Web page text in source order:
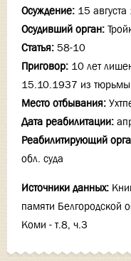
Осуждение: 15
Осудивший орган:
Статья: 58-10
Приговор: 10 лет
15.10.1937 из тюрьмы
Место отбывания:
Дата реабилитации:
Реабилитирующий
обл. суда
Источники данных:
памяти Белгородской
Коми - т.8, ч.3